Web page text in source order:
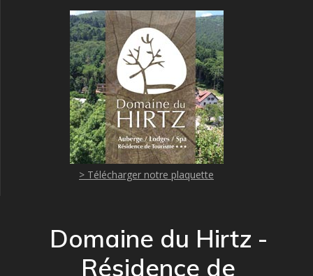
> Télécharger notre plaquette
Domaine du Hirtz -
Résidence de